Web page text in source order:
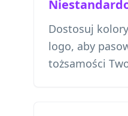
Dostosuj
logo, aby
tożsamości